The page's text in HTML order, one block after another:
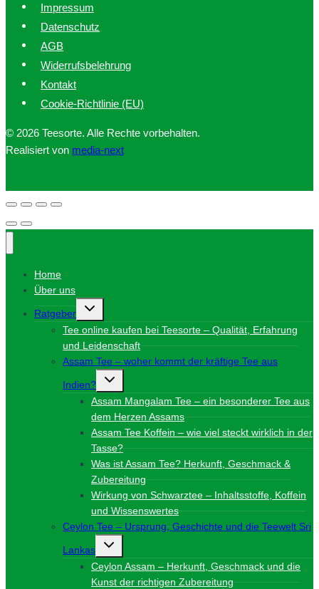
Impressum
Datenschutz
AGB
Widerrufsbelehrung
Kontakt
Cookie-Richtlinie (EU)
© 2026 Teesorte. Alle Rechte vorbehalten.
Realisiert von media-next
Home
Über uns
Ratgeber
Untermenü
Tee online kaufen bei Teesorte – Qualität, Erfahrung
und Leidenschaft
Assam Tee – woher kommt der kräftige Tee aus
Indien?
Untermenü
Assam Mangalam Tee – ein besonderer Tee aus
dem Herzen Assams
Assam Tee Koffein – wie viel steckt wirklich in der
Tasse?
Was ist Assam Tee? Herkunft, Geschmack &
Zubereitung
Wirkung von Schwarztee – Inhaltsstoffe, Koffein
und Wissenswertes
Ceylon Tee – Ursprung, Geschichte und die Teewelt Sri
Lankas
Untermenü
Ceylon Assam – Herkunft, Geschmack und die
Kunst der richtigen Zubereitung